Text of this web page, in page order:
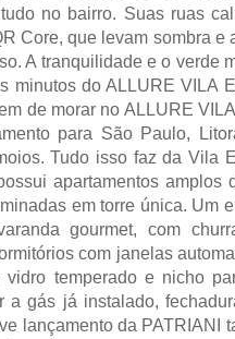
no bairro. Suas ruas
Core, que levam sombra e
A tranquilidade e o verde
minutos do ALLURE VILA
de morar no ALLURE
para São Paulo,
Tudo isso faz da Vila
apartamentos amplos
em torre única. Um
gourmet, com
com janelas
temperado e nicho
a gás já instalado,
lançamento da PATRIANI